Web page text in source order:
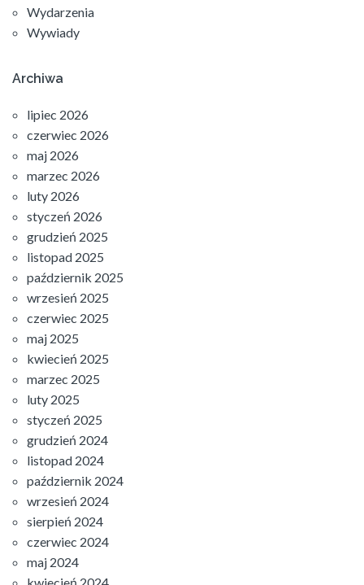
Wydarzenia
Wywiady
Archiwa
lipiec 2026
czerwiec 2026
maj 2026
marzec 2026
luty 2026
styczeń 2026
grudzień 2025
listopad 2025
październik 2025
wrzesień 2025
czerwiec 2025
maj 2025
kwiecień 2025
marzec 2025
luty 2025
styczeń 2025
grudzień 2024
listopad 2024
październik 2024
wrzesień 2024
sierpień 2024
czerwiec 2024
maj 2024